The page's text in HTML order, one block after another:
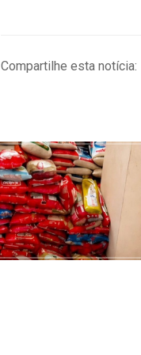
Compartilhe esta notícia: